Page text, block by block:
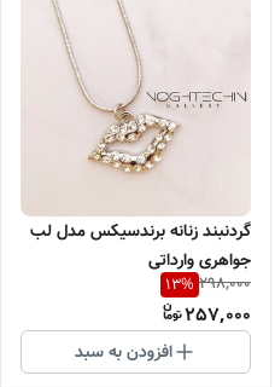
گردنبند زنانه برندسیکس مدل لب
جواهری وارداتی
298,000
13%
257,000
افزودن به سبد